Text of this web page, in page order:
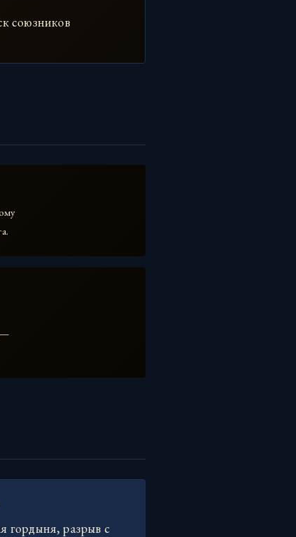
союзников
—
гордыня, разрыв с